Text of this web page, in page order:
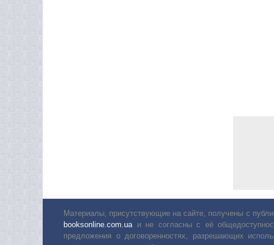
Материалы, присутствующие на сайте, получены с
booksonline.com.ua и не согласны с её
предложения о договоренностях, разрешающих